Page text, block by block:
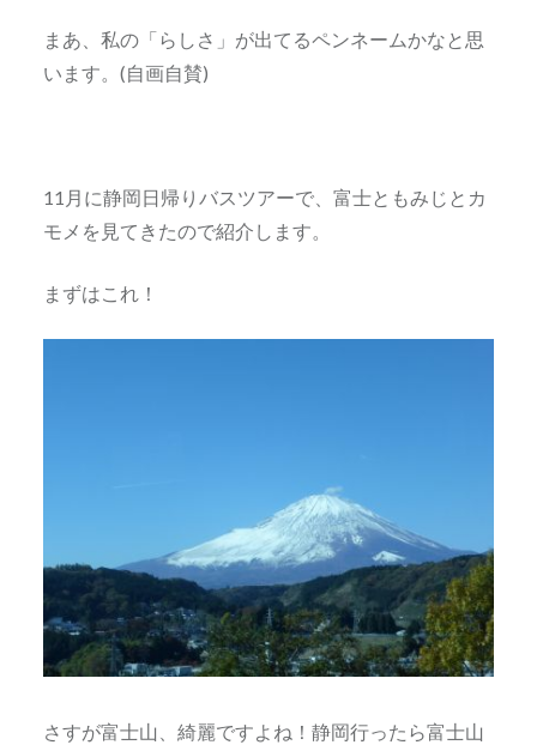
まあ、私の「らしさ」が出てるペンネームかなと思
います。(自画自賛)
11月に静岡日帰りバスツアーで、富士ともみじとカ
モメを見てきたので紹介します。
まずはこれ！
さすが富士山、綺麗ですよね！静岡行ったら富士山